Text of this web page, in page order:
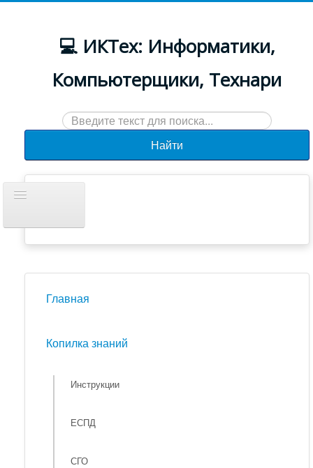
💻 ИКТех: Информатики,
Компьютерщики, Технари
Искать...
Найти
навигацию
Новости
Главная
Копилка знаний
Инструкции
ЕСПД
СГО